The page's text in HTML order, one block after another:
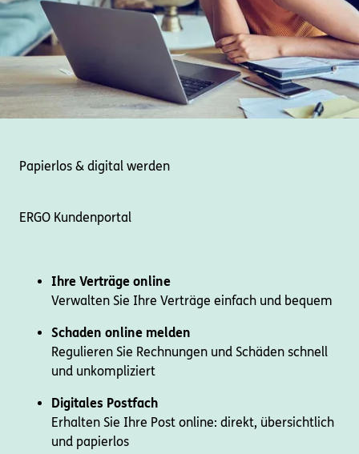
Papierlos & digital werden
ERGO Kundenportal
Ihre Verträge online
Verwalten Sie Ihre Verträge einfach und bequem
Schaden online melden
Regulieren Sie Rechnungen und Schäden schnell
und unkompliziert
Digitales Postfach
Erhalten Sie Ihre Post online: direkt, übersichtlich
und papierlos